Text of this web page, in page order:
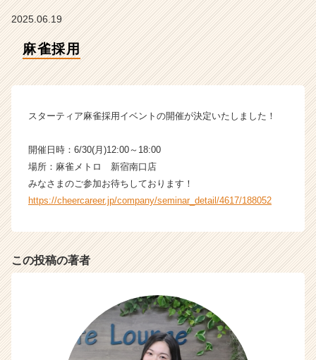
カ
が
届
く
就
チ
キ
ャ
リ
ア
2025.06.19
麻雀採用
スターティア麻雀採用イベントの開催が決定いたしました！
開催日時：6/30(月)12:00～18:00
場所：麻雀メトロ 新宿南口店
みなさまのご参加お待ちしております！
https://cheercareer.jp/company/seminar_detail/4617/188052
この投稿の著者